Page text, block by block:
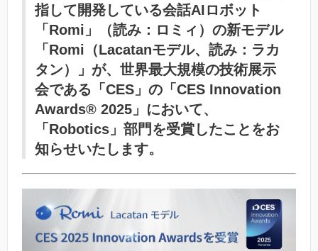
指して開発している会話AIロボット
「Romi」（読み：ロミィ）の新モデル
「Romi（Lacatanモデル、読み：ラカ
タン）」が、世界最大規模の技術展示
会である「CES」の「CES Innovation
Awards® 2025」において、
「Robotics」部門を受賞したことをお
知らせいたします。